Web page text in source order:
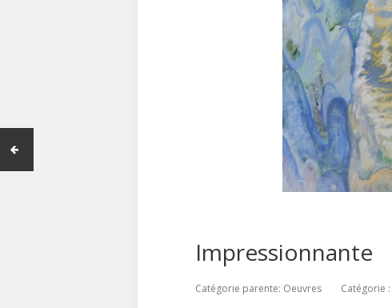
Impressionnante
Catégorie parente: Oeuvres Catégorie :